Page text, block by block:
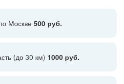
Москве 500 руб.
(до 30 км) 1000 руб.